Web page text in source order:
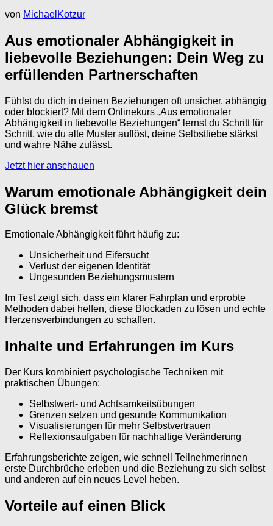
von MichaelKotzur
Aus emotionaler Abhängigkeit in
liebevolle Beziehungen: Dein Weg zu
erfüllenden Partnerschaften
Fühlst du dich in deinen Beziehungen oft unsicher, abhängig
oder blockiert? Mit dem Onlinekurs „Aus emotionaler
Abhängigkeit in liebevolle Beziehungen“ lernst du Schritt für
Schritt, wie du alte Muster auflöst, deine Selbstliebe stärkst
und wahre Nähe zulässt.
Jetzt hier anschauen
Warum emotionale Abhängigkeit dein
Glück bremst
Emotionale Abhängigkeit führt häufig zu:
Unsicherheit und Eifersucht
Verlust der eigenen Identität
Ungesunden Beziehungsmustern
Im Test zeigt sich, dass ein klarer Fahrplan und erprobte
Methoden dabei helfen, diese Blockaden zu lösen und echte
Herzensverbindungen zu schaffen.
Inhalte und Erfahrungen im Kurs
Der Kurs kombiniert psychologische Techniken mit
praktischen Übungen:
Selbstwert- und Achtsamkeitsübungen
Grenzen setzen und gesunde Kommunikation
Visualisierungen für mehr Selbstvertrauen
Reflexionsaufgaben für nachhaltige Veränderung
Erfahrungsberichte zeigen, wie schnell Teilnehmerinnen
erste Durchbrüche erleben und die Beziehung zu sich selbst
und anderen auf ein neues Level heben.
Vorteile auf einen Blick